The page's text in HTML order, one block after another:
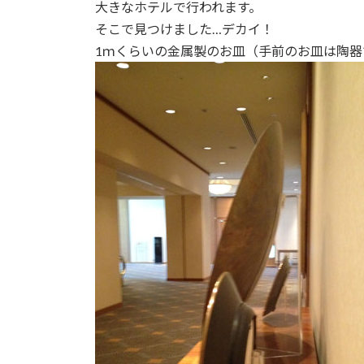
:
大きなホテルで行われます。
そこで見つけました…デカイ！
1ｍくらいの金属製のお皿（手前のお皿は陶